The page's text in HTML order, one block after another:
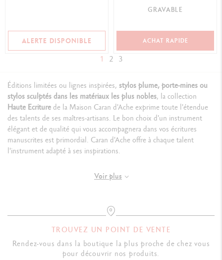
ALERTE DISPONIBLE
GRAVABLE
ACHAT RAPIDE
1 2 3
Éditions limitées ou lignes inspirées, stylos plume, porte-mines ou
stylos sculptés dans les matériaux les plus nobles, la collection
Haute Ecriturede la Maison Caran d'Ache exprime toute l'étendue
des talents de ses maîtres-artisans. Le bon choix d'un instrument
élégant et de qualité qui vous accompagnera dans vos écritures
manuscrites est primordial. Caran d'Ache offre à chaque talent
l'instrument adapté à ses inspirations.
À chaque écriture sa gamme de stylos d'exception
L'élégance intemporelle de la gamme Ecridor
Grand classique de la Maison, lacollection Ecridorse caractérise par
l'élégance, l'intemporalité et la durabilitéde ses instruments.
Grâce à leur silhouette hexagonale, leur style authentique et leur
Voir plus
TROUVEZ UN POINT DE VENTE
Rendez-vous dans la boutique la plus proche de chez vous
pour découvrir nos produits.